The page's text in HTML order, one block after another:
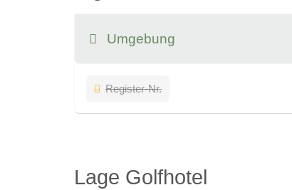
Umgebung
Register-Nr.
Lage Golfhotel